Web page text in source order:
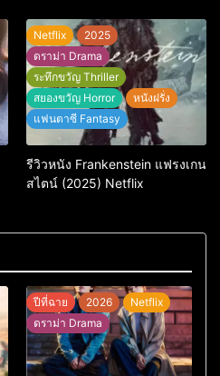
Netflix
2025
ดราม่า Drama
ระทึกขวัญ Thriller
สยองขวัญ Horror
หนังฝรั่ง
แฟนตาซี Fantasy
รีวิวหนัง Frankenstein แฟรงเกน
สไตน์ (2025) Netflix
ปีที่ฉาย 2026
Netflix
ดราม่า Drama